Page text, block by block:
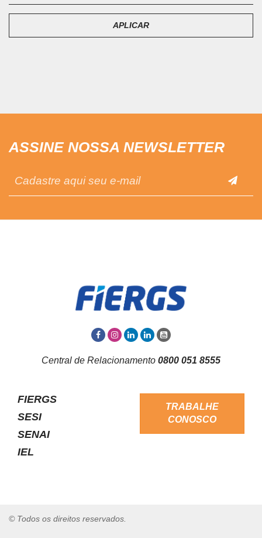
APLICAR
ASSINE NOSSA NEWSLETTER
Central de Relacionamento 0800 051 8555
FIERGS
SESI
SENAI
IEL
TRABALHE
CONOSCO
© Todos os direitos reservados.